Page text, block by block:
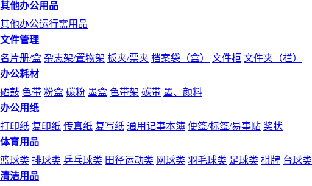
其他办公用品
其他办公运行需用品
文件管理
名片册/盒 杂志架/置物架 板夹/票夹 档案袋（盒） 文件柜 文件夹（栏）
办公耗材
硒鼓 色带 粉盒 碳粉 墨盒 色带架 碳带 墨、颜料
办公用纸
打印纸 复印纸 传真纸 复写纸 通用记事本簿 便签/标签/易事贴 奖状
体育用品
篮球类 排球类 乒乓球类 田径运动类 网球类 羽毛球类 足球类 棋牌 台球类
清洁用品